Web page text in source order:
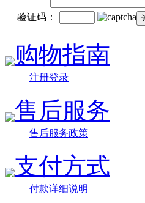
验证码：
购物指南
注册登录
售后服务
售后服务政策
支付方式
付款详细说明